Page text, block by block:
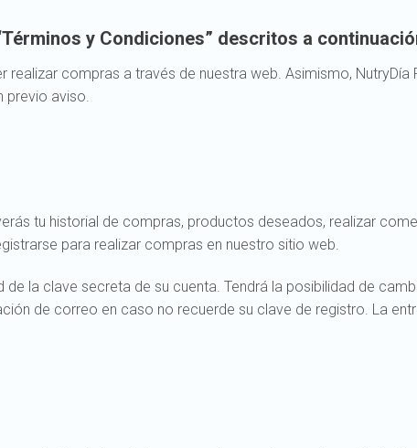
y Condiciones” descritos a
compras a través de nuestra web. Asimismo,
previo aviso.
tu historial de compras, productos deseados, realizar
para realizar compras en nuestro sitio web.
la clave secreta de su cuenta. Tendrá la posibilidad de
de correo en caso no recuerde su clave de registro. La